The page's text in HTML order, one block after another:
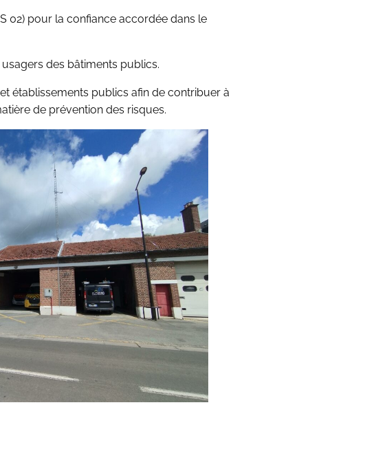
02) pour la confiance accordée dans le
des bâtiments publics.
établissements publics afin de contribuer à
de prévention des risques.